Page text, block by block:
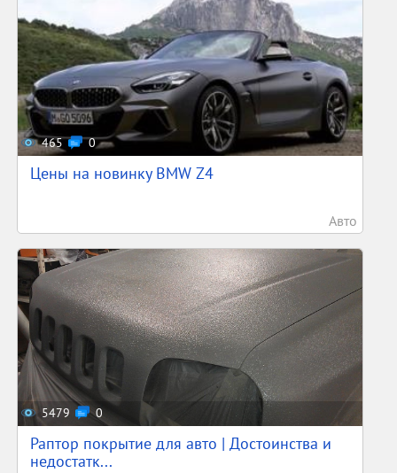
465 0
Цены на новинку BMW Z4
Авто
5479 0
Раптор покрытие для авто | Достоинства и
недостатк...